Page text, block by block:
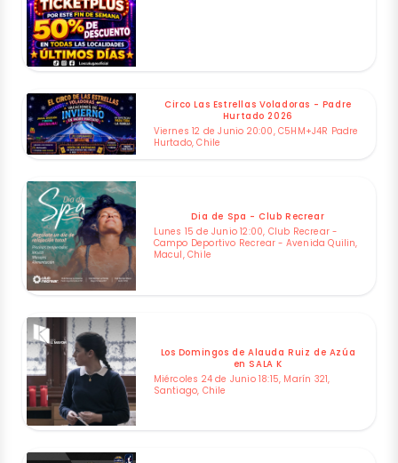
Circo Las Estrellas Voladoras - Padre
Hurtado 2026
Viernes 12 de Junio 20:00, C5HM+J4R Padre
Hurtado, Chile
Dia de Spa - Club Recrear
Lunes 15 de Junio 12:00, Club Recrear -
Campo Deportivo Recrear - Avenida Quilin,
Macul, Chile
Los Domingos de Alauda Ruiz de Azúa
en SALA K
Miércoles 24 de Junio 18:15, Marín 321,
Santiago, Chile